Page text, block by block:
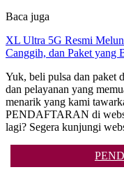
Baca juga
XL Ultra 5G Resmi
Canggih, dan Paket yang
Yuk, beli pulsa dan paket
dan pelayanan yang
menarik yang kami
PENDAFTARAN di
lagi? Segera kunjungi